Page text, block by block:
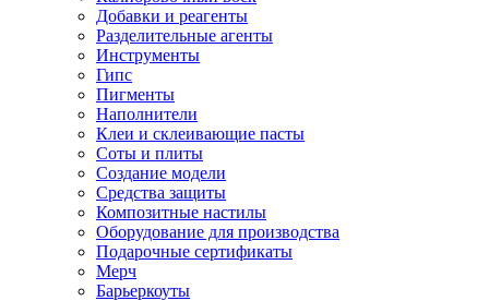
Добавки и реагенты
Разделительные агенты
Инструменты
Гипс
Пигменты
Наполнители
Клеи и склеивающие пасты
Соты и плиты
Создание модели
Средства защиты
Композитные настилы
Оборудование для производства
Подарочные сертификаты
Мерч
Барьеркоуты